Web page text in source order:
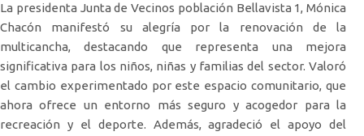
La presidenta Junta de Vecinos población Bellavista 1, Mónica
Chacón manifestó su alegría por la renovación de la
multicancha, destacando que representa una mejora
significativa para los niños, niñas y familias del sector. Valoró
el cambio experimentado por este espacio comunitario, que
ahora ofrece un entorno más seguro y acogedor para la
recreación y el deporte. Además, agradeció el apoyo del